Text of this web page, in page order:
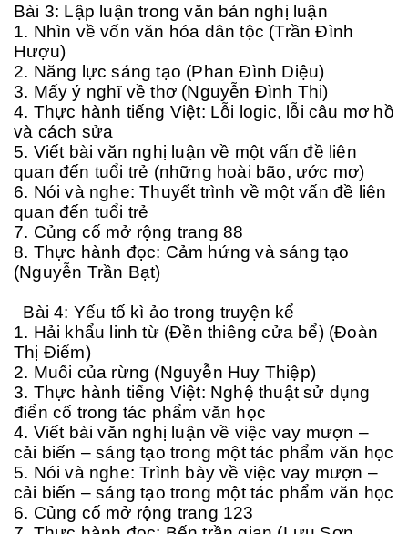
Bài 3: Lập luận trong văn bản nghị luận
1. Nhìn về vốn văn hóa dân tộc (Trần Đình
Hượu)
2. Năng lực sáng tạo (Phan Đình Diệu)
3. Mấy ý nghĩ về thơ (Nguyễn Đình Thi)
4. Thực hành tiếng Việt: Lỗi logic, lỗi câu mơ hồ
và cách sửa
5. Viết bài văn nghị luận về một vấn đề liên
quan đến tuổi trẻ (những hoài bão, ước mơ)
6. Nói và nghe: Thuyết trình về một vấn đề liên
quan đến tuổi trẻ
7. Củng cố mở rộng trang 88
8. Thực hành đọc: Cảm hứng và sáng tạo
(Nguyễn Trần Bạt)
Bài 4: Yếu tố kì ảo trong truyện kể
1. Hải khẩu linh từ (Đền thiêng cửa bể) (Đoàn
Thị Điểm)
2. Muối của rừng (Nguyễn Huy Thiệp)
3. Thực hành tiếng Việt: Nghệ thuật sử dụng
điển cố trong tác phẩm văn học
4. Viết bài văn nghị luận về việc vay mượn –
cải biến – sáng tạo trong một tác phẩm văn học
5. Nói và nghe: Trình bày về việc vay mượn –
cải biến – sáng tạo trong một tác phẩm văn học
6. Củng cố mở rộng trang 123